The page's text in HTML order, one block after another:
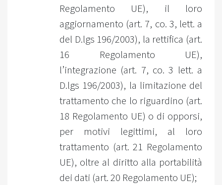
Regolamento UE), il loro
aggiornamento (art. 7, co. 3, lett. a
del D.lgs 196/2003), la rettifica (art.
16 Regolamento UE),
l’integrazione (art. 7, co. 3 lett. a
D.lgs 196/2003), la limitazione del
trattamento che lo riguardino (art.
18 Regolamento UE) o di opporsi,
per motivi legittimi, al loro
trattamento (art. 21 Regolamento
UE), oltre al diritto alla portabilità
dei dati (art. 20 Regolamento UE);